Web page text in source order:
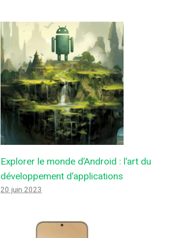
Explorer le monde d’Android : l’art du
développement d’applications
20 juin 2023